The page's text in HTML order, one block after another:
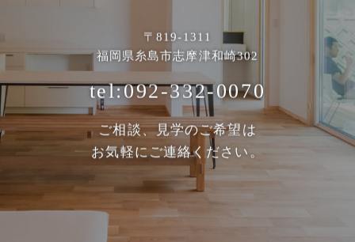
〒819-1311
福岡県糸島市志摩津和崎302
tel:092-332-0070
ご相談、見学のご希望は
お気軽にご連絡ください。